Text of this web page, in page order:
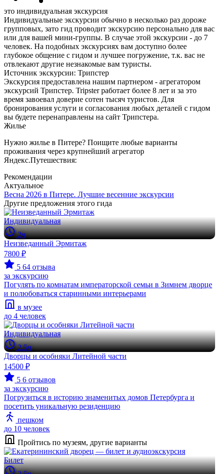
это индивидуальная экскурсия
Индивидуальные экскурсии обычно в несколько раз дороже
групповых, зато гид проводит экскурсию персонально для вас
или для вашей мини-группы. В случае этой экскурсии - до 7
человек. На подобных экскурсиях вам доступно более
глубокое общение с гидом и лучшее погружение, т.к. вас не
отвлекают другие незнакомые вам туристы.
Источник экскурсии: Трипстер
Экскурсия предоставлена нашим партнером - агрегатором
экскурсий Трипстер. Tripster работает более 8 лет и за это
время завоевал доверие сотен тысяч туристов. Для
бронирования услуги и согласования любых деталей с гидом
вы будете перенаправлены на сайт Трипстера.
Жилье
Нужно жилье в Питере? Поищите любые варианты
проживания через крупнейший агрегатор
Яндекс.Путешествия:
Рекомендации
Актуальное
Весна 2026 в Питере. Лучшие весенние экскурсии
Другие предложения этого гида
Индивидуальная
2ч
Неизведанный Эрмитаж
7800 ₽
5 64 отзыва
за экскурсию
Погулять по комнатам императорской семьи в Зимнем дворце
и полюбоваться старинными интерьерами
в музее
до 4 человек
Индивидуальная
2.5ч
Дворцы и особняки Литейной части
14500 ₽
5 6 отзывов
за экскурсию
Погрузиться в историю знаменитых домов Петербурга и
посетить уникальную резиденцию
пешком
до 10 человек
Пройтись по музеям, другие варианты
Билет